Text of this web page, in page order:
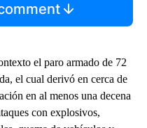
el paro armado de 72
el cual derivó en cerca de
en al menos una decena
con explosivos,